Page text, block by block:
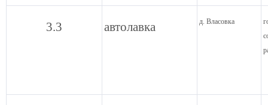
3.3 автолавка д. Власовка